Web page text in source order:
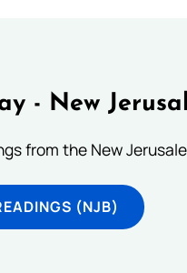
- New
from the New
(NJB)